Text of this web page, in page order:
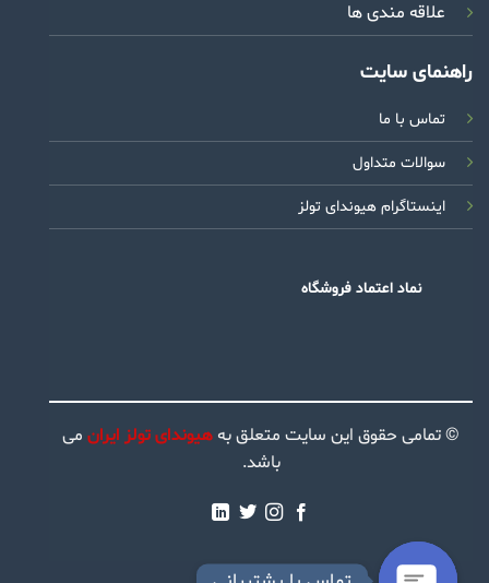
علاقه مندی ها
راهنمای سایت
تماس با ما
سوالات متداول
اینستاگرام هیوندای تولز
نماد اعتماد فروشگاه
© تمامی حقوق این سایت متعلق به هیوندای تولز ایران می
باشد.